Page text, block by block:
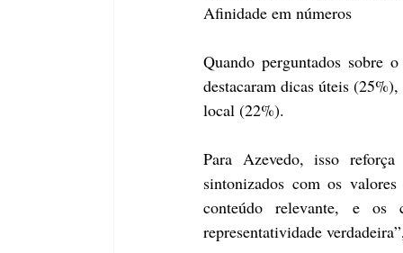
Afinidade em números
Quando perguntados sobre
destacaram dicas úteis
local (22%).
Para Azevedo, isso
sintonizados com os
conteúdo relevante, e os
representatividade